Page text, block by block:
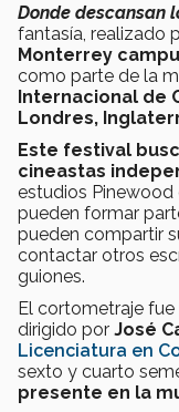
Donde descansan
fantasía, realizado
Monterrey
como parte de la
Internacional de
Londres,
Este festival
cineastas
estudios Pinewood
pueden formar
pueden compartir
contactar otros
guiones.
El cortometraje
dirigido por José
Licenciatura en
sexto y cuarto
presente en la